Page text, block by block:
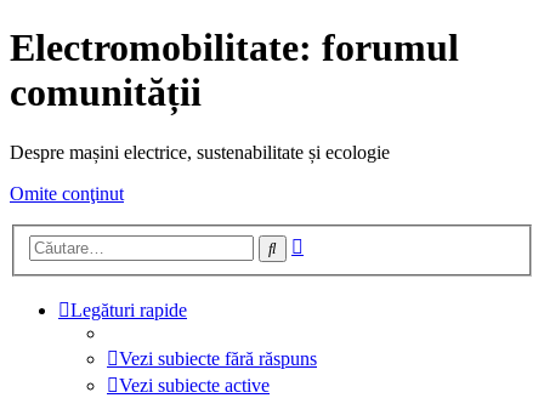
Electromobilitate: forumul
comunității
Despre mașini electrice, sustenabilitate și ecologie
Omite conţinut
Căutare
Legături rapide
Vezi subiecte fără răspuns
Vezi subiecte active